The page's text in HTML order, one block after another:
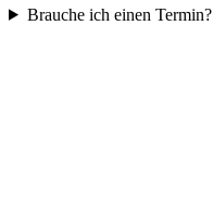
Brauche ich einen Termin?